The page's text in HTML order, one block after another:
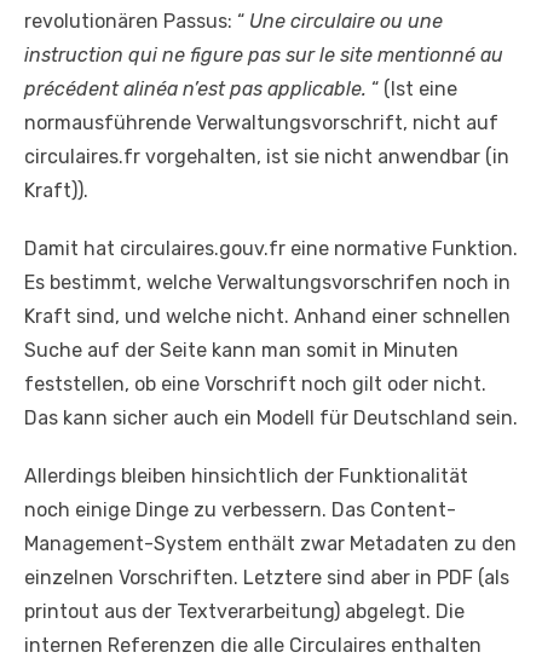
revolutionären Passus: “ Une circulaire ou une
instruction qui ne figure pas sur le site mentionné au
précédent alinéa n’est pas applicable. “ (Ist eine
normausführende Verwaltungsvorschrift, nicht auf
circulaires.fr vorgehalten, ist sie nicht anwendbar (in
Kraft)).
Damit hat circulaires.gouv.fr eine normative Funktion.
Es bestimmt, welche Verwaltungsvorschrifen noch in
Kraft sind, und welche nicht. Anhand einer schnellen
Suche auf der Seite kann man somit in Minuten
feststellen, ob eine Vorschrift noch gilt oder nicht.
Das kann sicher auch ein Modell für Deutschland sein.
Allerdings bleiben hinsichtlich der Funktionalität
noch einige Dinge zu verbessern. Das Content-
Management-System enthält zwar Metadaten zu den
einzelnen Vorschriften. Letztere sind aber in PDF (als
printout aus der Textverarbeitung) abgelegt. Die
internen Referenzen die alle Circulaires enthalten